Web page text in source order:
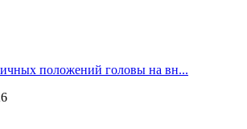
положений головы на вн...